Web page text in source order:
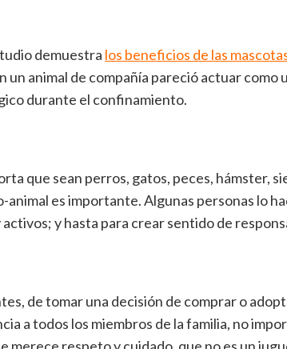
demuestra los beneficios de las
un animal de compañía pareció actuar
durante el confinamiento.
que sean perros, gatos, peces, hámster,
animal es importante. Algunas personas lo
y hasta para crear sentido de
de tomar una decisión de comprar o
a todos los miembros de la familia, no